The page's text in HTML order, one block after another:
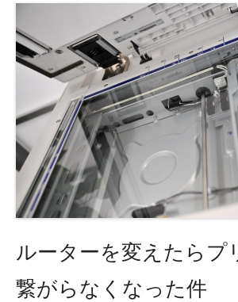
ルーターを変えたらプ
繋がらなくなった件